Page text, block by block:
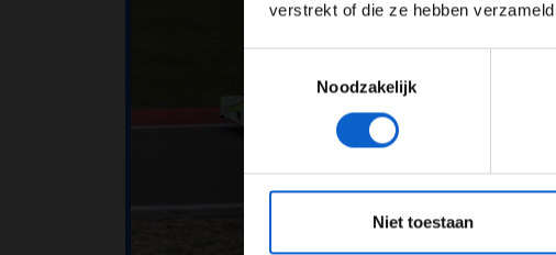
verstrekt of die ze hebben
Noodzakelijk
Niet toestaan
*Raadpleeg ons